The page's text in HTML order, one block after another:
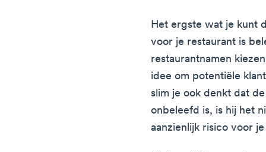
Het ergste wat je kunt
voor je restaurant is
restaurantnamen
idee om potentiële
slim je ook denkt dat
onbeleefd is, is hij het
aanzienlijk risico voor